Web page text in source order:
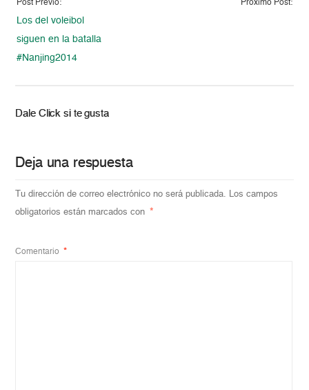
Post Previo:
Los del voleibol
siguen en la batalla
#Nanjing2014
Proximo Post:
Dale Click si te gusta
Deja una respuesta
Tu dirección de correo electrónico no será publicada. Los campos
obligatorios están marcados con
*
Comentario *